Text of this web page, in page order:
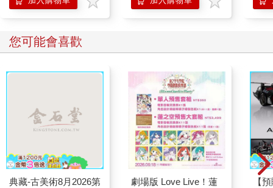
您可能會喜歡
典藏-古美術8月2026第
劇場版 Love Live！蓮
【